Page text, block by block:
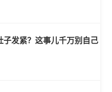
子发紧？这事儿千万别自己